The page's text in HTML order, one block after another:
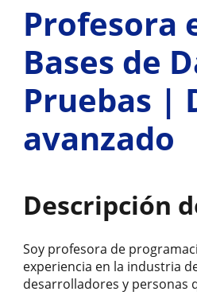
Profesora
Bases de
Pruebas |
avanzado
Descripción
Soy profesora de
experiencia en la industria
desarrolladores y personas